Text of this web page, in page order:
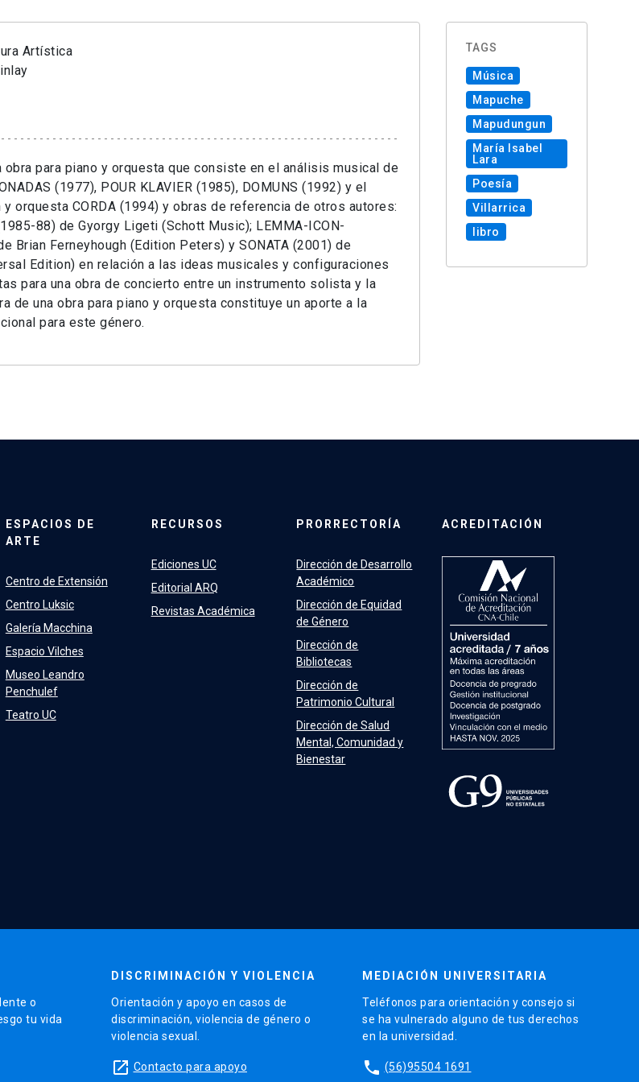
Artística
obra para piano y orquesta que consiste en el análisis musical de
(1977), POUR KLAVIER (1985), DOMUNS (1992) y el
orquesta CORDA (1994) y obras de referencia de otros autores:
(1985-88) de Gyorgy Ligeti (Schott Music); LEMMA-ICON-
Brian Ferneyhough (Edition Peters) y SONATA (2001) de
Edition) en relación a las ideas musicales y configuraciones
para una obra de concierto entre un instrumento solista y la
de una obra para piano y orquesta constituye un aporte a la
para este género.
TAGS
Música
Mapuche
Mapudungun
María Isabel
Lara
Poesía
Villarrica
libro
ESPACIOS DE
ARTE
Centro de Extensión
Centro Luksic
Galería Macchina
Espacio Vilches
Museo Leandro
Penchulef
Teatro UC
RECURSOS
Ediciones UC
Editorial ARQ
Revistas Académica
PRORRECTORÍA
Dirección de Desarrollo
Académico
Dirección de Equidad
de Género
Dirección de
Bibliotecas
Dirección de
Patrimonio Cultural
Dirección de Salud
Mental, Comunidad y
Bienestar
ACREDITACIÓN
o
tu vida
DISCRIMINACIÓN Y VIOLENCIA
Orientación y apoyo en casos de
discriminación, violencia de género o
violencia sexual.
launch Contacto para apoyo
MEDIACIÓN UNIVERSITARIA
Teléfonos para orientación y consejo si
se ha vulnerado alguno de tus derechos
en la universidad.
phone (56)95504 1691